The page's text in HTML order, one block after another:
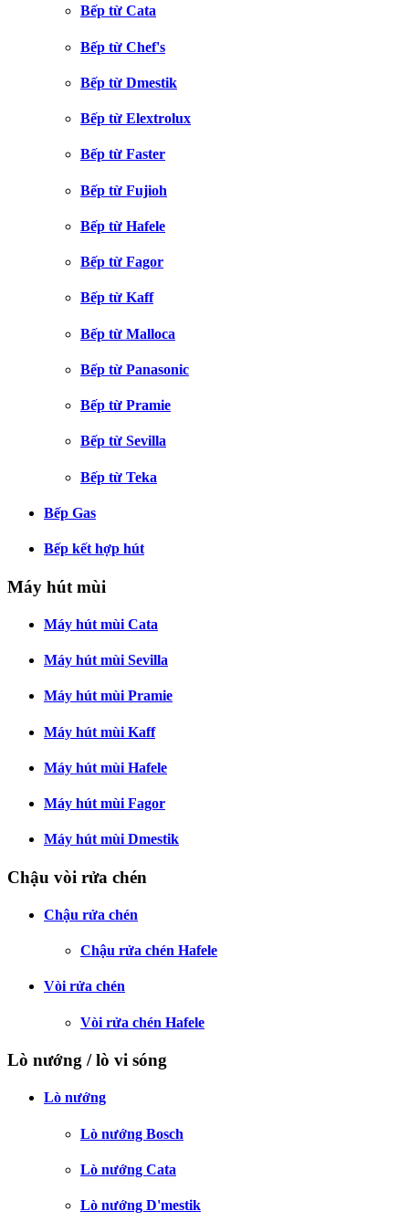
Bếp từ Cata
Bếp từ Chef's
Bếp từ Dmestik
Bếp từ Elextrolux
Bếp từ Faster
Bếp từ Fujioh
Bếp từ Hafele
Bếp từ Fagor
Bếp từ Kaff
Bếp từ Malloca
Bếp từ Panasonic
Bếp từ Pramie
Bếp từ Sevilla
Bếp từ Teka
Bếp Gas
Bếp kết hợp hút
Máy hút mùi
Máy hút mùi Cata
Máy hút mùi Sevilla
Máy hút mùi Pramie
Máy hút mùi Kaff
Máy hút mùi Hafele
Máy hút mùi Fagor
Máy hút mùi Dmestik
Chậu vòi rửa chén
Chậu rửa chén
Chậu rửa chén Hafele
Vòi rửa chén
Vòi rửa chén Hafele
Lò nướng / lò vi sóng
Lò nướng
Lò nướng Bosch
Lò nướng Cata
Lò nướng D'mestik